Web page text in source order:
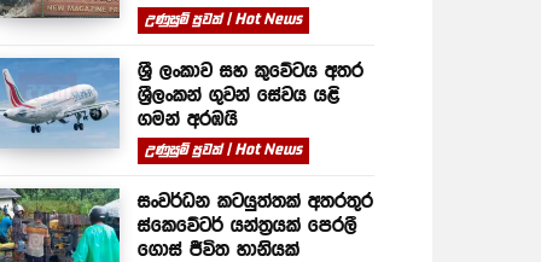
උණුසුම් පුවත් | Hot News
ශ්‍රී ලංකාව සහ කුවේටය අතර
ශ්‍රීලංකන් ගුවන් සේවය යළි
ගමන් අරඹයි
උණුසුම් පුවත් | Hot News
සංවර්ධන කටයුත්තක් අතරතුර
ස්කෙවේටර් යන්ත්‍රයක් පෙරලී
ගොස් ජීවිත හානියක්